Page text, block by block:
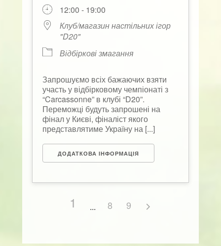
12:00 - 19:00
Клуб/магазин настільних ігор
"D20"
Відбіркові змагання
Запрошуємо всіх бажаючих взяти
участь у відбірковому чемпіонаті з
“Carcassonne” в клубі “D20”.
Переможці будуть запрошені на
фінал у Києві, фіналіст якого
представлятиме Україну на [...]
ДОДАТКОВА ІНФОРМАЦІЯ
1 8 9